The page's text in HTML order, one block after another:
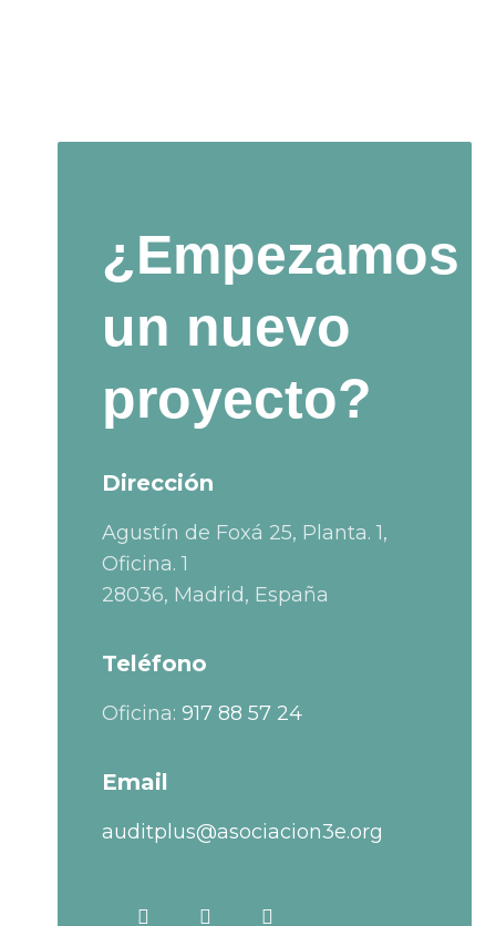
¿Empezamos
un nuevo
proyecto?
Dirección
Agustín de Foxá 25, Planta. 1,
Oficina. 1
28036, Madrid, España
Teléfono
Oficina: 917 88 57 24
Email
auditplus@asociacion3e.org